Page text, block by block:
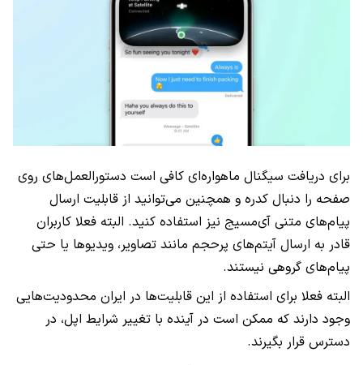
برای دریافت سیگنال ماهواره‌ای کافی است دستورالعمل‌های روی
صفحه را دنبال کدره و همچنین می‌توانید از قابلیت ارسال
پیام‌های متنی آی‌مسیج نیز استفاده کنید. البته فعلا کاربران
قادر به ارسال آیتم‌های پرحجم مانند تصاویر، ویدیوها یا حتی
پیام‌های گروهی نیستند.
البته فعلا برای استفاده از این قابلیت‌ها در ایران محدودیت‌هایی
وجود دارند که ممکن است در آینده با تغییر شرایط اپل، در
دسترس قرار بگیرند.